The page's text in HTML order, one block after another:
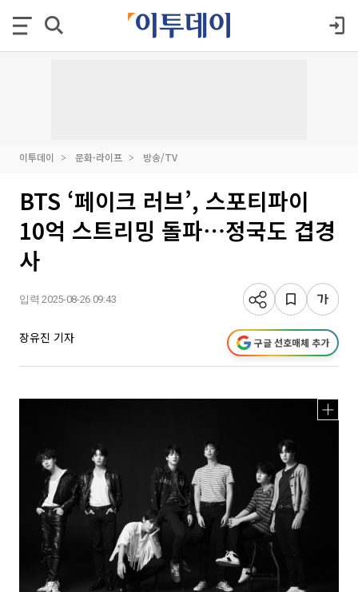
이투데이 문화·라이프 방송/TV
BTS ‘페이크 러브’, 스포티파이
10억 스트리밍 돌파⋯정국도 겹경
사
입력 2025-08-26 09:43
장유진 기자 구글 선호매체 추가